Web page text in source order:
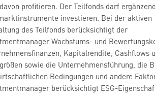
profitieren. Der Teilfonds darf
investieren. Bei der aktiven
des Teilfonds berücksichtigt der
Wachstums- und
Kapitalrendite, Cashflows
sowie die Unternehmensführung, die
Bedingungen und andere
berücksichtigt ESG-